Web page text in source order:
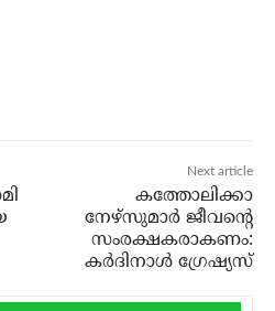
Next article
കത്തോലിക്കാ
നേഴ്‌സുമാര്‍ ജീവന്റെ
സംരക്ഷകരാകണം:
കര്‍ദിനാള്‍ ഗ്രേഷ്യസ്